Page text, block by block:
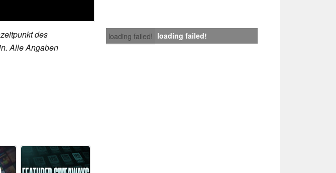
loading failed! loading failed!
des
Alle Angaben